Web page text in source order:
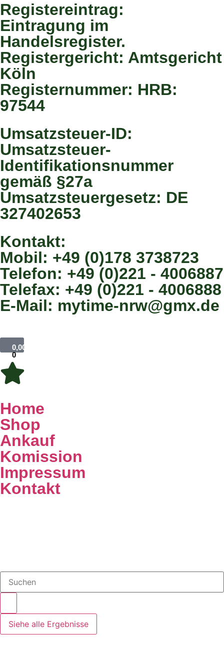
Registereintrag:
Eintragung im
Handelsregister.
Registergericht: Amtsgericht
Köln
Registernummer: HRB:
97544
Umsatzsteuer-ID:
Umsatzsteuer-
Identifikationsnummer
gemäß §27a
Umsatzsteuergesetz: DE
327402653
Kontakt:
Mobil: +49 (0)178 3738723
Telefon: +49 (0)221 - 4006887
Telefax: +49 (0)221 - 4006888
E-Mail: mytime-nrw@gmx.de
0,00
0
Home
Shop
Ankauf
Komission
Impressum
Kontakt
Siehe alle Ergebnisse